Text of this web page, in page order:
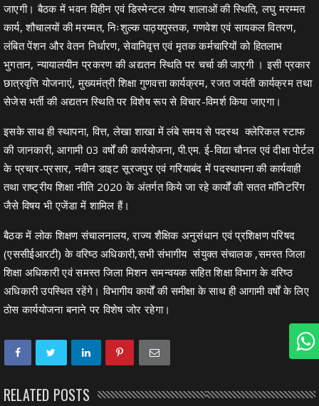
जाएगी। बैठक में भवन विहीन एवं डिस्मेन्टल योग्य शालाओं की स्थिति, लघु मरम्मत
कार्य, शौचालयों की मरम्मत, निःशुल्क पाठ्यपुस्तक, गणवेश एवं सायकल वितरण,
लंबित पेंशन और वेतन निर्धारण, सेवानिवृत्त एवं मृतक कर्मचारियों को हितलाभ
भुगतान, न्यायालयीन प्रकरण की अद्यतन स्थिति पर चर्चा की जाएगी । इसी प्रकार
छात्रवृत्ति योजनाएं, मुख्यमंत्री शिक्षा गुणवत्ता कार्यक्रम, रजत जयंती कार्यक्रम तथा
सेजेस भर्ती की अद्यतन स्थिति पर विशेष रूप से विचार-विमर्श किया जाएगा।
इसके साथ ही स्थापना, वित्त, लेखा शाखा में लंबे समय से पदस्थ क्लेरिकल स्टाफ
की जानकारी, आगामी 03 वर्षों की कार्ययोजना, पी.एम. ई-विद्या चौनल एवं दीक्षा पोर्टल
के प्रचार-प्रसार, नवीन डाइट सूरजपुर एवं गरियाबंद में पदस्थापना की कार्यवाही
तथा राष्ट्रीय शिक्षा नीति 2020 के अंतर्गत किये जा रहे कार्यों की सतत मॉनिटरिंग
जैसे विषय भी एजेंडा में शामिल हैं।
बैठक में लोक शिक्षण संचालनालय, राज्य शैक्षिक अनुसंधान एवं प्रशिक्षण परिषद
(एससीईआरटी) के वरिष्ठ अधिकारी,सभी संभागीय संयुक्त संचालक ,समस्त जिला
शिक्षा अधिकारी एवं समस्त जिला मिशन समन्वयक सहित शिक्षा विभाग के वरिष्ठ
अधिकारी उपस्थित रहेंगे। विभागीय कार्यों की समीक्षा के साथ ही आगामी वर्षों के लिए
ठोस कार्ययोजना बनाने पर विशेष जोर रहेगा।
RELATED POSTS